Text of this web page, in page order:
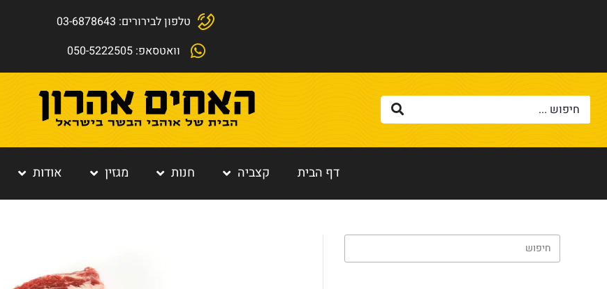
טלפון לבירורים: 03-6878643
וואטסאפ: 050-5222505
דף הבית קצביה חנות מגזין אודות